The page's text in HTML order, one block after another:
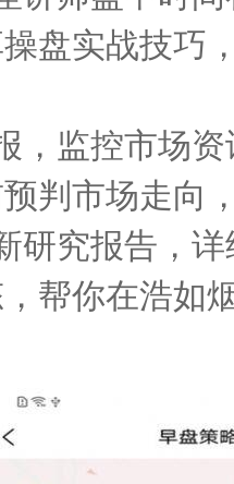
盘实战技巧
，监控市场
判市场走向
研究报告，
帮你在浩如